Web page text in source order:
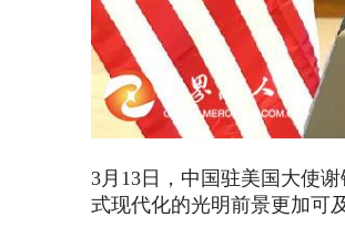
3月 13 日，中国驻美国大使
式现代化的光明前景更加可